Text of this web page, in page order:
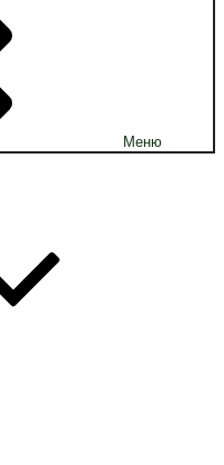
Меню